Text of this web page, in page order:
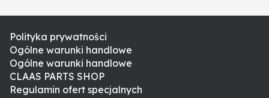
Polityka prywatności
Ogólne warunki handlowe
Ogólne warunki handlowe
CLAAS PARTS SHOP
Regulamin ofert specjalnych